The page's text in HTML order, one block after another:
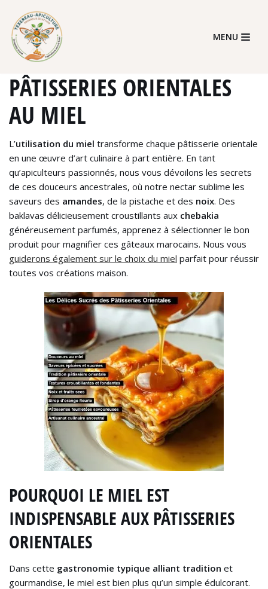
Skip
to
content
MENU
PÂTISSERIES ORIENTALES
AU MIEL
L’utilisation du miel transforme chaque pâtisserie orientale
en une œuvre d’art culinaire à part entière. En tant
qu’apiculteurs passionnés, nous vous dévoilons les secrets
de ces douceurs ancestrales, où notre nectar sublime les
saveurs des amandes, de la pistache et des noix. Des
baklavas délicieusement croustillants aux chebakia
généreusement parfumés, apprenez à sélectionner le bon
produit pour magnifier ces gâteaux marocains. Nous vous
guiderons également sur le choix du miel parfait pour réussir
toutes vos créations maison.
POURQUOI LE MIEL EST
INDISPENSABLE AUX PÂTISSERIES
ORIENTALES
Dans cette gastronomie typique alliant tradition et
gourmandise, le miel est bien plus qu’un simple édulcorant.